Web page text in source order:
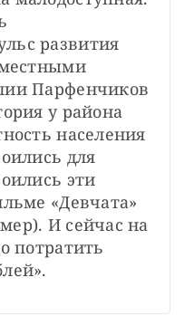
развития
Парфенчиков
у района
населения
для
эти
«Девчата»
И сейчас на
потратить